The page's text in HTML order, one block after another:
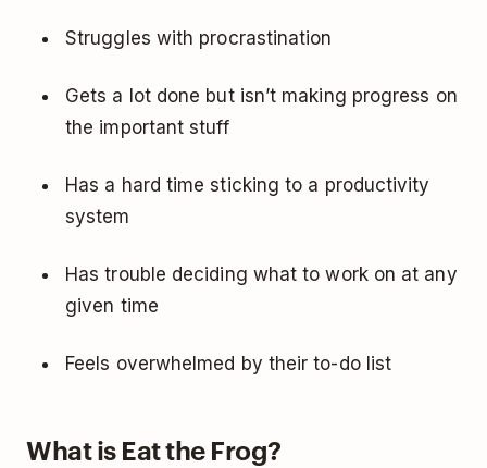
Struggles with procrastination
Gets a lot done but isn’t making progress on
the important stuff
Has a hard time sticking to a productivity
system
Has trouble deciding what to work on at any
given time
Feels overwhelmed by their to-do list
What is Eat the Frog?